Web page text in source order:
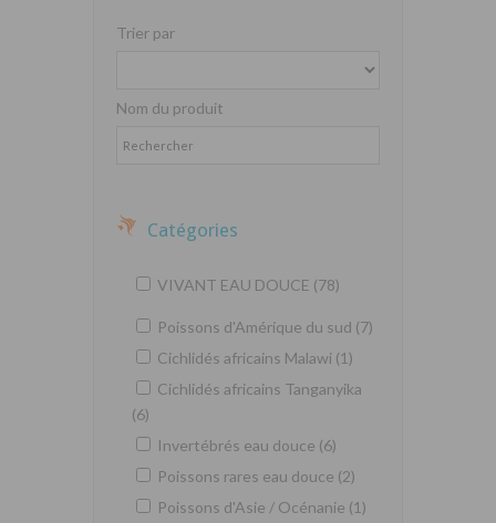
Trier par
Nom du produit
Catégories
VIVANT EAU DOUCE (78)
Poissons d'Amérique du sud (7)
Cichlidés africains Malawi (1)
Cichlidés africains Tanganyika
(6)
Invertébrés eau douce (6)
Poissons rares eau douce (2)
Poissons d'Asie / Océnanie (1)